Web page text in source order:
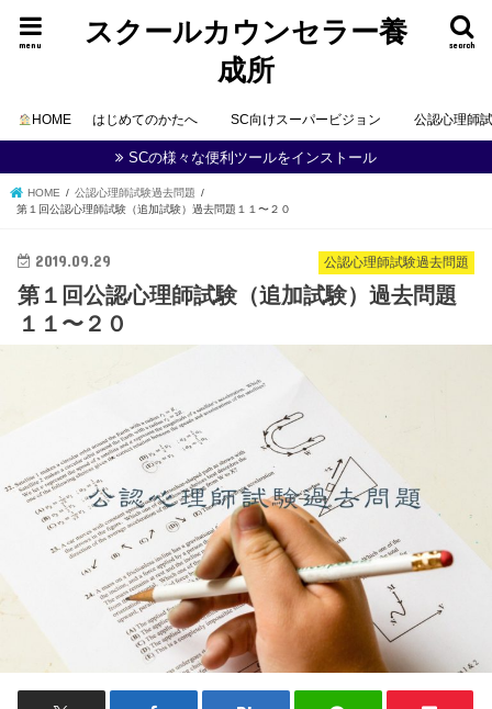
スクールカウンセラー養
成所
search
menu
HOME はじめてのかたへ SC向けスーパービジョン 公認心理師
SCの様々な便利ツールをインストール
HOME
公認心理師試験過去問題
第１回公認心理師試験（追加試験）過去問題１１〜２０
公認心理師試験過去問題
2019.09.29
第１回公認心理師試験（追加試験）過去問題
１１〜２０